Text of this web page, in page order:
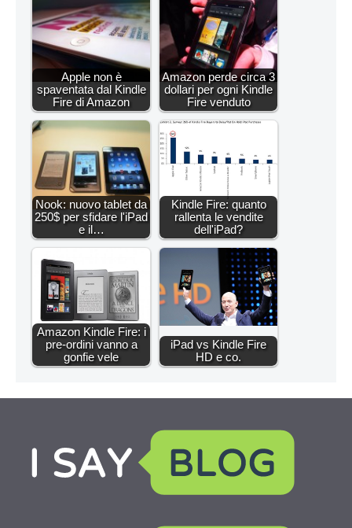
Apple non è
spaventata dal Kindle
Fire di Amazon
Amazon perde circa 3
dollari per ogni Kindle
Fire venduto
Nook: nuovo tablet da
250$ per sfidare l'iPad
e il…
Kindle Fire: quanto
rallenta le vendite
dell'iPad?
Amazon Kindle Fire: i
pre-ordini vanno a
gonfie vele
iPad vs Kindle Fire
HD e co.